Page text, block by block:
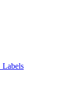
Labels